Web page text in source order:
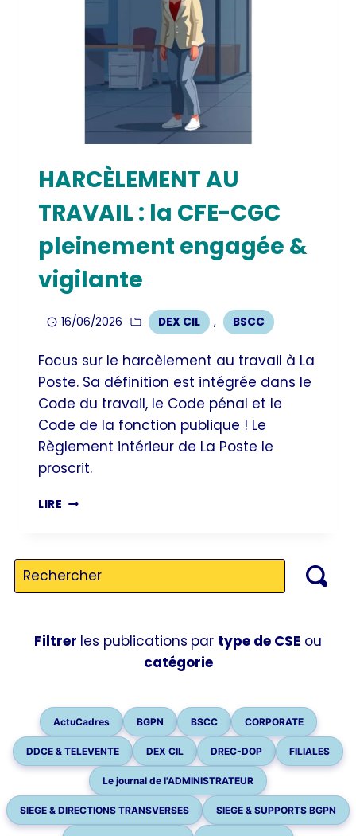
HARCÈLEMENT AU
TRAVAIL : la CFE-CGC
pleinement engagée &
vigilante
16/06/2026 DEX CIL , BSCC
Focus sur le harcèlement au travail à La
Poste. Sa définition est intégrée dans le
Code du travail, le Code pénal et le
Code de la fonction publique ! Le
Règlement intérieur de La Poste le
proscrit.
LIRE HARCÈLEMENT
CFE-
ENGAGÉE
&
Filtrer les publications par type de CSE ou
catégorie
ActuCadres BGPN BSCC CORPORATE
DDCE & TELEVENTE DEX CIL DREC-DOP FILIALES
Le journal de l'ADMINISTRATEUR
SIEGE & DIRECTIONS TRANSVERSES SIEGE & SUPPORTS BGPN